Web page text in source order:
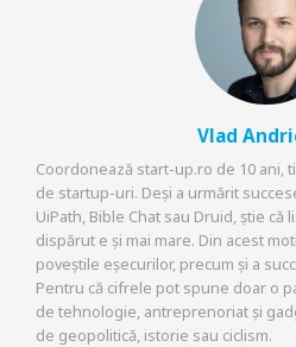
Vlad
Coordonează start-up.ro de 10 ani,
de startup-uri. Deși a urmărit
UiPath, Bible Chat sau Druid, știe
dispărut e și mai mare. Din acest
poveștile eșecurilor, precum și a
Pentru că cifrele pot spune doar o
de tehnologie, antreprenoriat și
de geopolitică, istorie sau ciclism.